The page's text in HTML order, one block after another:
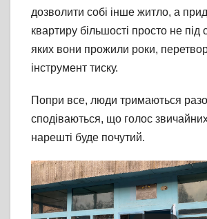
дозволити собі інше житло, а
квартиру більшості просто не під
яких вони прожили роки,
інструмент тиску.
Попри все, люди тримаються
сподіваються, що голос
нарешті буде почутий.